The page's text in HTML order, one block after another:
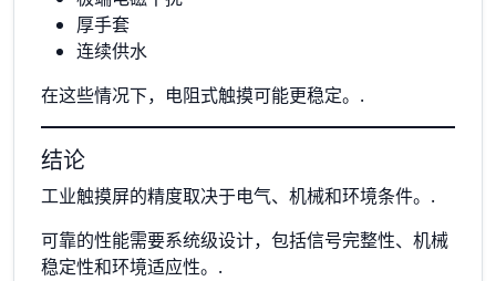
厚手套
连续供水
在这些情况下，电阻式触摸可能更稳定。.
结论
工业触摸屏的精度取决于电气、机械和环境条件。.
可靠的性能需要系统级设计，包括信号完整性、机械
稳定性和环境适应性。.